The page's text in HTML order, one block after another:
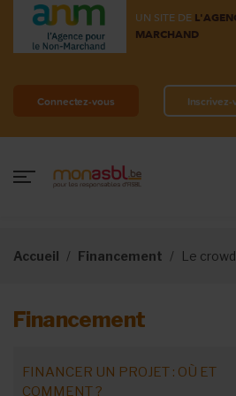
UN SITE DE
MARCHAND
Connectez-vous Inscrivez-
Accueil Financement Le
Financement
FINANCER UN PROJET : OÙ ET
COMMENT ?